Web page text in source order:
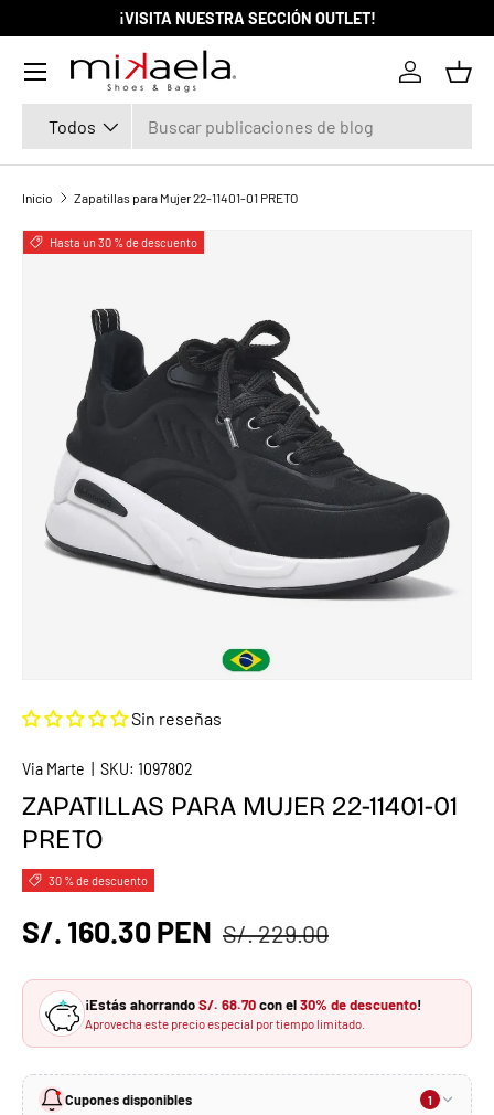
IR AL CONTENIDO
¡VISITA NUESTRA SECCIÓN OUTLET!
Todos
Iniciar
Menú
Inicio Zapatillas para Mujer 22-11401-01 PRETO
La imagen 1 ya está disponible en la vista de galería
Hasta un 30 % de descuento
Sin reseñas
Via Marte SKU: 1097802
ZAPATILLAS PARA MUJER 22-11401-01
PRETO
30 % de descuento
S/. 160.30 PEN S/. 229.00
¡Estás ahorrandoS/. 68.70con el30% de descuento!
Aprovecha este precio especial por tiempo limitado.
Cupones disponibles 1